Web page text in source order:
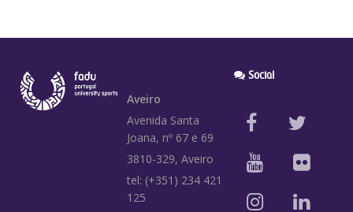
Aveiro
Avenida Santa
Joana, nº 67 e 69
3810-329, Aveiro
tel: (+351) 234 421
125
Social